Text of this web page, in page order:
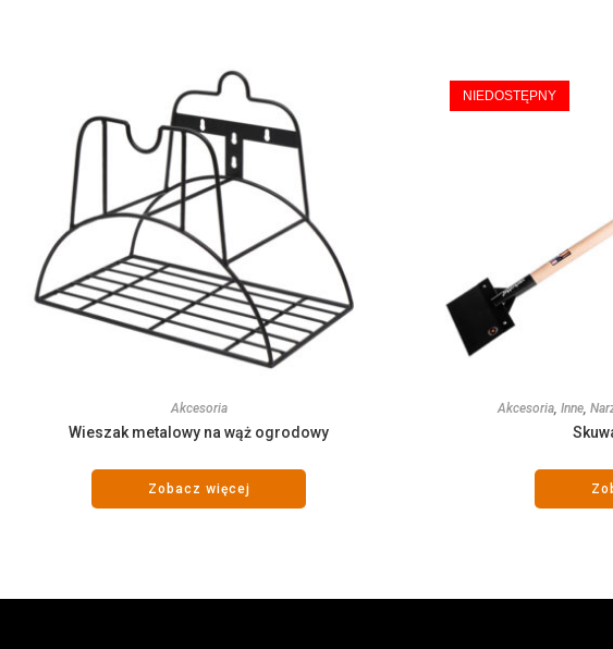
Akcesoria
Wieszak metalowy na wąż ogrodowy
Zobacz więcej
NIEDOSTĘPNY
Akcesoria, Inne,